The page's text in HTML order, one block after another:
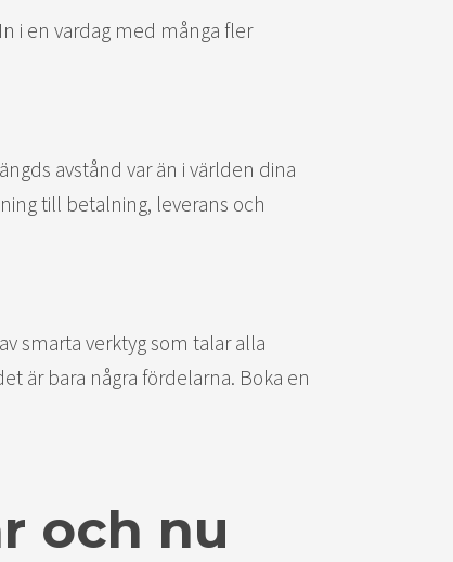
i en vardag med många fler
avstånd var än i världen dina
till betalning, leverans och
smarta verktyg som talar alla
är bara några fördelarna. Boka en
och nu